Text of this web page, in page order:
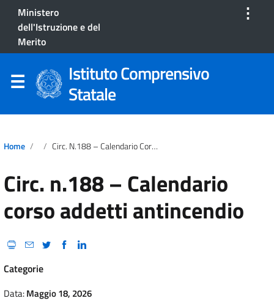
Ministero
dell'Istruzione e del
Merito
⋮
Istituto Comprensivo
Statale
Home Circ. N.188 – Calendario Corso Addetti Antincendio
Circ. n.188 – Calendario
corso addetti antincendio
Categorie
Data:Maggio 18, 2026